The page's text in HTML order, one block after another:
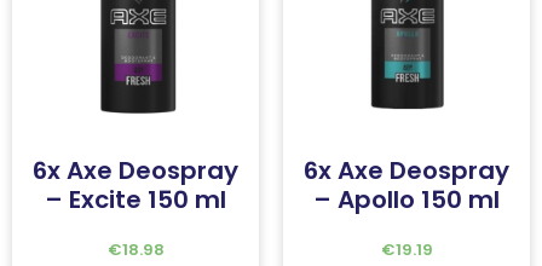
6x Axe Deospray
– Excite 150 ml
€18.98
6x Axe Deospray
– Apollo 150 ml
€19.19